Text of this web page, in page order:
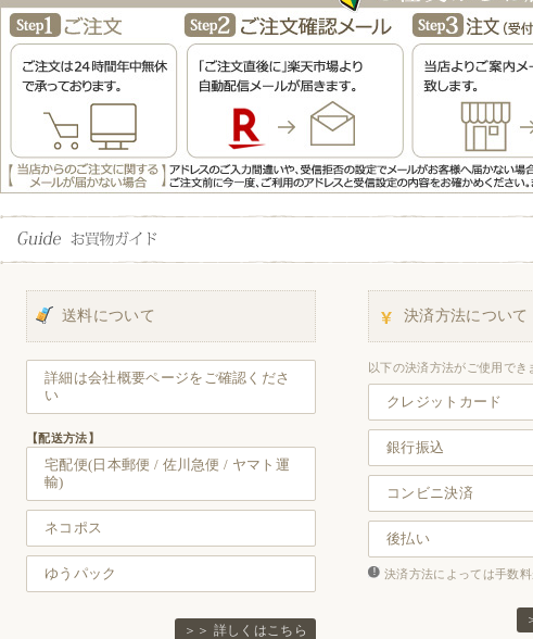
送料について
詳細は会社概要ページをご確認くださ
い
【配送方法】
宅配便(日本郵便 / 佐川急便 / ヤマト運
輸)
ネコポス
ゆうパック
＞＞ 詳しくはこちら
決済方法について
以下の決済方法がご使用でき
クレジットカード
銀行振込
コンビニ決済
後払い
決済方法によっては手数料